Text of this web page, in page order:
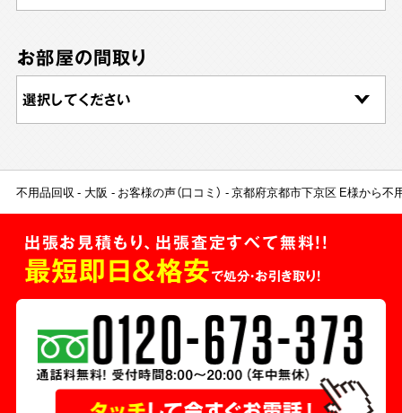
お部屋の間取り
不用品回収 大阪 お客様の声（口コミ） 京都府京都市下京区 E様から不
出張お見積もり、出張査定すべて無料!!
最短即日＆格安で処分・お引き取り！